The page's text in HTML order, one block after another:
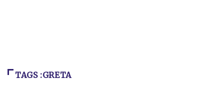
TAGS :GRETA